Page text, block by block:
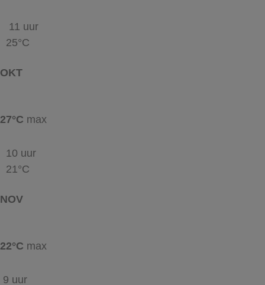
11 uur
25°C
OKT
27°C max
10 uur
21°C
NOV
22°C max
9 uur